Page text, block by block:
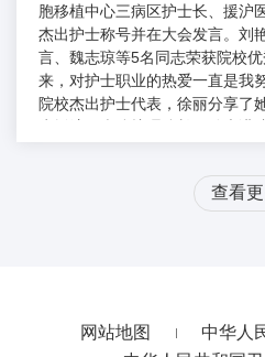
胞移植中心三病区护士长、援沪
杰出护士称号并在大会发言。刘
言、魏志琼等5名同志荣获院校
来，对护士职业的热爱一直是我
院校杰出护士代表，徐丽分享了
前、勇敢担当，在上海抗疫一线
肩上的责任”。徐丽表示，作为
查看
网站地图
中华人